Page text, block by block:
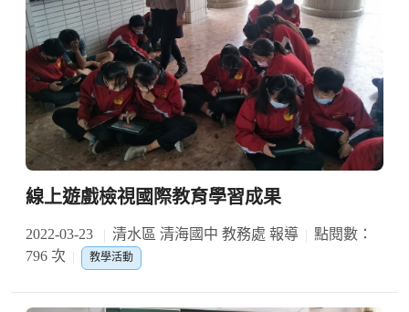
線上遊戲檢視國際教育學習成果
2022-03-23 清水區 清海國中 教務處 報導
點閱數：
796 次
教學活動